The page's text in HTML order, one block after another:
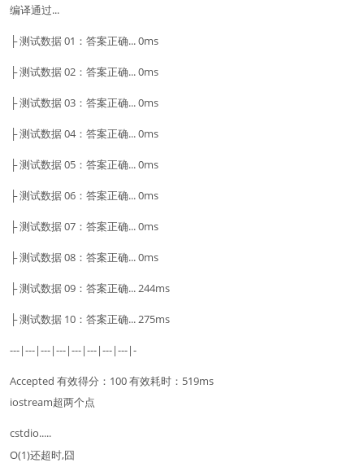
编译通过...
├ 测试数据 01：答案正确... 0ms
├ 测试数据 02：答案正确... 0ms
├ 测试数据 03：答案正确... 0ms
├ 测试数据 04：答案正确... 0ms
├ 测试数据 05：答案正确... 0ms
├ 测试数据 06：答案正确... 0ms
├ 测试数据 07：答案正确... 0ms
├ 测试数据 08：答案正确... 0ms
├ 测试数据 09：答案正确... 244ms
├ 测试数据 10：答案正确... 275ms
---|---|---|---|---|---|---|---|-
Accepted 有效得分：100 有效耗时：519ms
iostream超两个点
cstdio.....
O(1)还超时,囧